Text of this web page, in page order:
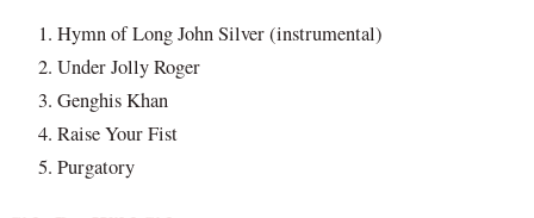
Hymn of Long John Silver (instrumental)
Under Jolly Roger
Genghis Khan
Raise Your Fist
Purgatory